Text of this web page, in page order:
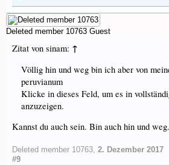
Deleted member 10763 Guest
Zitat von sinam: ↑
Völlig hin und weg bin ich aber von
peruvianum
Klicke in dieses Feld, um es in
anzuzeigen.
Kannst du auch sein. Bin auch hin und weg.
Deleted member 10763, 2. Dezember 2017
#9